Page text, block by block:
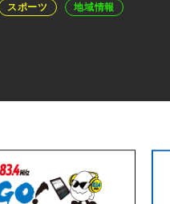
スポーツ 地域情報